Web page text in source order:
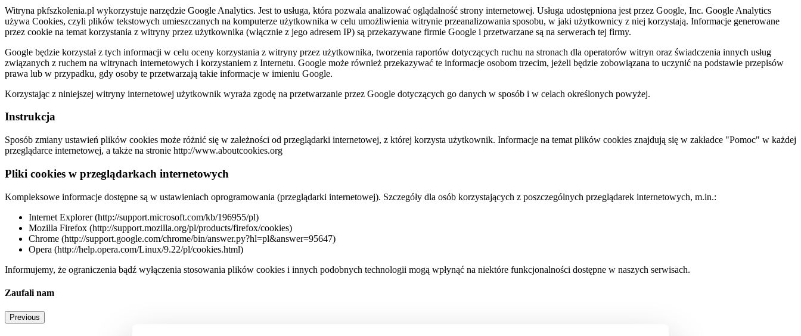
Witryna pkfszkolenia.pl wykorzystuje narzędzie Google Analytics. Jest to usługa, która pozwala analizować oglądalność strony internetowej. Usługa udostępniona jest przez Google, Inc. Google Analytics
używa Cookies, czyli plików tekstowych umieszczanych na komputerze użytkownika w celu umożliwienia witrynie przeanalizowania sposobu, w jaki użytkownicy z niej korzystają. Informacje generowane
przez cookie na temat korzystania z witryny przez użytkownika (włącznie z jego adresem IP) są przekazywane firmie Google i przetwarzane są na serwerach tej firmy.
Google będzie korzystał z tych informacji w celu oceny korzystania z witryny przez użytkownika, tworzenia raportów dotyczących ruchu na stronach dla operatorów witryn oraz świadczenia innych usług
związanych z ruchem na witrynach internetowych i korzystaniem z Internetu. Google może również przekazywać te informacje osobom trzecim, jeżeli będzie zobowiązana to uczynić na podstawie przepisów
prawa lub w przypadku, gdy osoby te przetwarzają takie informacje w imieniu Google.
Korzystając z niniejszej witryny internetowej użytkownik wyraża zgodę na przetwarzanie przez Google dotyczących go danych w sposób i w celach określonych powyżej.
Instrukcja
Sposób zmiany ustawień plików cookies może różnić się w zależności od przeglądarki internetowej, z której korzysta użytkownik. Informacje na temat plików cookies znajdują się w zakładce "Pomoc" w każdej
przeglądarce internetowej, a także na stronie http://www.aboutcookies.org
Pliki cookies w przeglądarkach internetowych
Kompleksowe informacje dostępne są w ustawieniach oprogramowania (przeglądarki internetowej). Szczegóły dla osób korzystających z poszczególnych przeglądarek internetowych, m.in.:
Internet Explorer (http://support.microsoft.com/kb/196955/pl)
Mozilla Firefox (http://support.mozilla.org/pl/products/firefox/cookies)
Chrome (http://support.google.com/chrome/bin/answer.py?hl=pl&answer=95647)
Opera (http://help.opera.com/Linux/9.22/pl/cookies.html)
Informujemy, że ograniczenia bądź wyłączenia stosowania plików cookies i innych podobnych technologii mogą wpłynąć na niektóre funkcjonalności dostępne w naszych serwisach.
Zaufali nam
Previous